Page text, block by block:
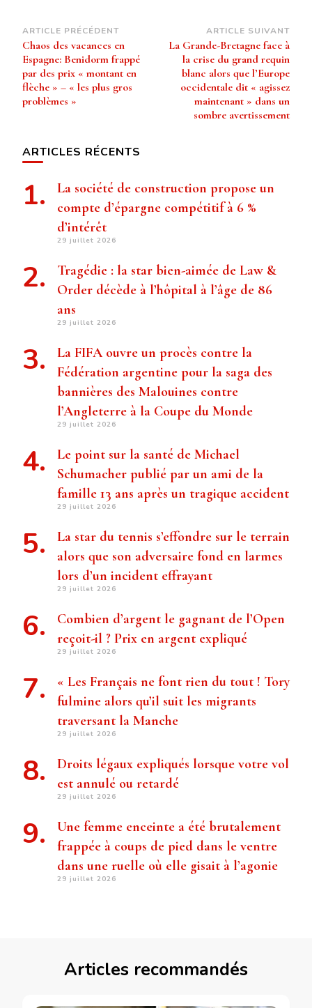
Navigation
d’article
ARTICLE PRÉCÉDENT
Chaos des vacances en
Espagne: Benidorm frappé
par des prix « montant en
flèche » – « les plus gros
problèmes »
ARTICLE SUIVANT
La Grande-Bretagne face à
la crise du grand requin
blanc alors que l’Europe
occidentale dit « agissez
maintenant » dans un
sombre avertissement
ARTICLES RÉCENTS
La société de construction propose un
compte d’épargne compétitif à 6 %
d’intérêt
29 juillet 2026
Tragédie : la star bien-aimée de Law &
Order décède à l’hôpital à l’âge de 86
ans
29 juillet 2026
La FIFA ouvre un procès contre la
Fédération argentine pour la saga des
bannières des Malouines contre
l’Angleterre à la Coupe du Monde
29 juillet 2026
Le point sur la santé de Michael
Schumacher publié par un ami de la
famille 13 ans après un tragique accident
29 juillet 2026
La star du tennis s’effondre sur le terrain
alors que son adversaire fond en larmes
lors d’un incident effrayant
29 juillet 2026
Combien d’argent le gagnant de l’Open
reçoit-il ? Prix ​​en argent expliqué
29 juillet 2026
« Les Français ne font rien du tout ! Tory
fulmine alors qu’il suit les migrants
traversant la Manche
29 juillet 2026
Droits légaux expliqués lorsque votre vol
est annulé ou retardé
29 juillet 2026
Une femme enceinte a été brutalement
frappée à coups de pied dans le ventre
dans une ruelle où elle gisait à l’agonie
29 juillet 2026
Articles recommandés